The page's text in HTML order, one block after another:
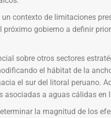
contexto de limitaciones
gobierno a definir
sobre otros sectores
el hábitat de la
el sur del litoral peruano.
asociadas a aguas cálidas en
la magnitud de los